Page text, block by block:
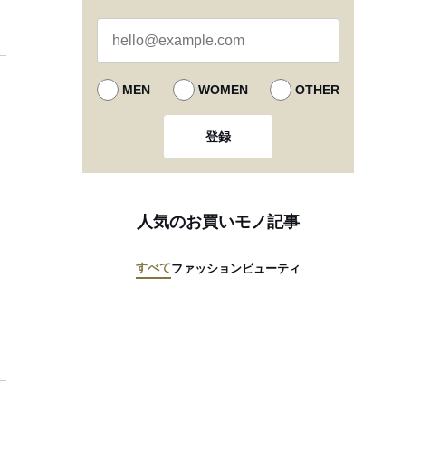
MEN WOMEN OTHER
登録
人気のお買いモノ記事
すべてファッションビューティ